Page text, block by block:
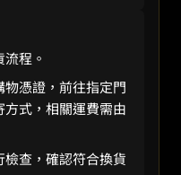
程。
憑證，前往指定門
式，相關運費需由
查，確認符合換貨